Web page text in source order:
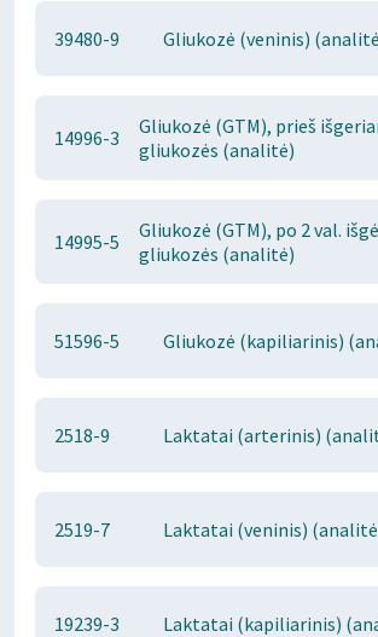
39480-9 Gliukozė (veninis)
14996-3
Gliukozė (GTM), prieš
gliukozės (analitė)
14995-5
Gliukozė (GTM), po 2 val.
gliukozės (analitė)
51596-5 Gliukozė (kapiliarinis)
2518-9 Laktatai (arterinis)
2519-7 Laktatai (veninis)
19239-3 Laktatai (kapiliarinis)